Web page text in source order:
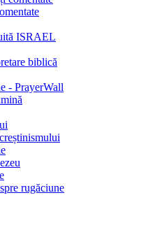
ISRAEL
biblică
- PrayerWall
rugăciune